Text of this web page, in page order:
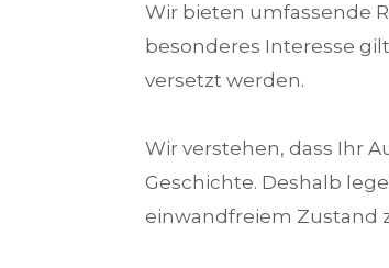
Wir bieten umfassende
besonderes Interesse
versetzt werden.
Wir verstehen, dass Ihr
Geschichte. Deshalb
einwandfreiem Zustand